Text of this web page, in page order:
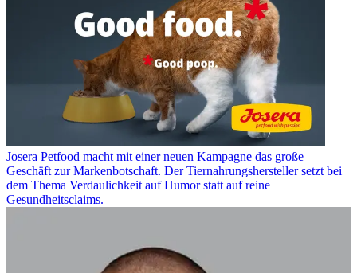
Josera Petfood macht mit einer neuen Kampagne das große
Geschäft zur Markenbotschaft. Der Tiernahrungshersteller setzt bei
dem Thema Verdaulichkeit auf Humor statt auf reine
Gesundheitsclaims.